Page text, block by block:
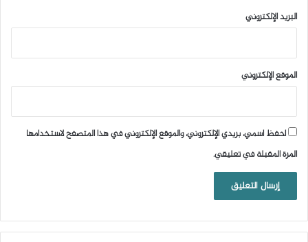
البريد الإلكتروني
الموقع الإلكتروني
احفظ اسمي، بريدي الإلكتروني، والموقع الإلكتروني في هذا المتصفح لاستخدامها
المرة المقبلة في تعليقي.